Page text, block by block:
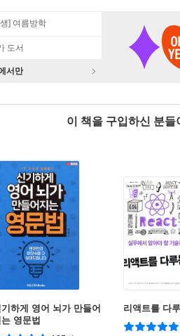
] 여름방학
도서
서만
이 책을 구입하신 분
하게 영어 뇌가 만들어
영문법
리액트를 다